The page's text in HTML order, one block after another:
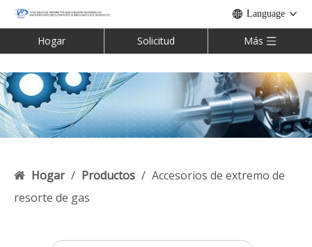
Language
Hogar Solicitud Más
Hogar / Productos / Accesorios de extremo de
resorte de gas